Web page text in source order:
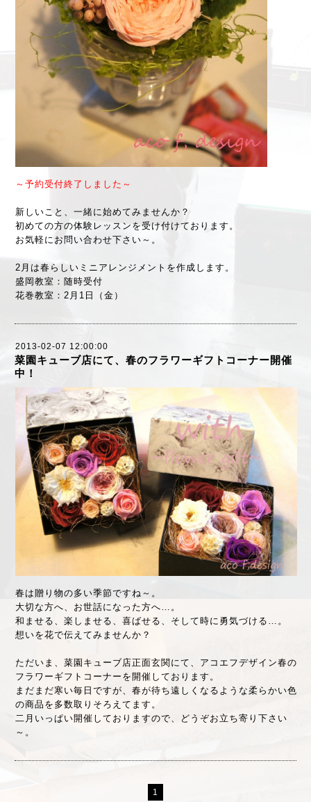
～予約受付終了しました～
新しいこと、一緒に始めてみませんか？
初めての方の体験レッスンを受け付けております。
お気軽にお問い合わせ下さい～。
2月は春らしいミニアレンジメントを作成します。
盛岡教室：随時受付
花巻教室：2月1日（金）
2013-02-07 12:00:00
菜園キューブ店にて、春のフラワーギフトコーナー開催
中！
春は贈り物の多い季節ですね～。
大切な方へ、お世話になった方へ…。
和ませる、楽しませる、喜ばせる、そして時に勇気づける…。
想いを花で伝えてみませんか？
ただいま、菜園キューブ店正面玄関にて、アコエフデザイン春の
フラワーギフトコーナーを開催しております。
まだまだ寒い毎日ですが、春が待ち遠しくなるような柔らかい色
の商品を多数取りそろえてます。
二月いっぱい開催しておりますので、どうぞお立ち寄り下さい
～。
1